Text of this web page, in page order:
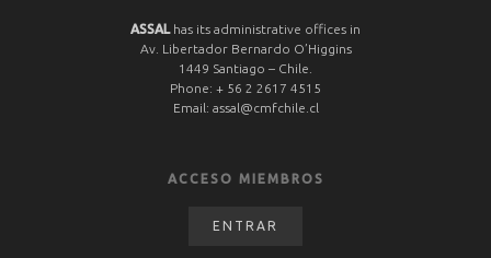
ASSALhas its administrative offices in
Av. Libertador Bernardo O’Higgins
1449 Santiago – Chile.
Phone: + 56 2 2617 4515
Email: assal@cmfchile.cl
ACCESO MIEMBROS
ENTRAR